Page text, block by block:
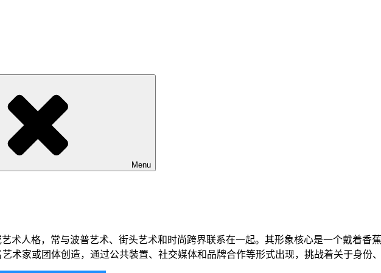
Menu
术人格，常与波普艺术、街头艺术和时尚跨界联系在一起。其形象核心是一个戴着香
术家或团体创造，通过公共装置、社交媒体和品牌合作等形式出现，挑战着关于身份